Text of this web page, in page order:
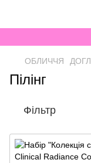
ОБЛИЧЧЯ
Пілінг
Фільтр